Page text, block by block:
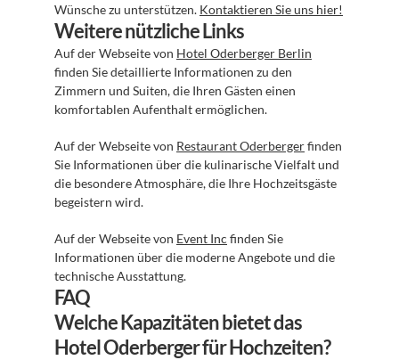
Wünsche zu unterstützen. Kontaktieren Sie uns hier!
Weitere nützliche Links
Auf der Webseite von Hotel Oderberger Berlin
finden Sie detaillierte Informationen zu den
Zimmern und Suiten, die Ihren Gästen einen
komfortablen Aufenthalt ermöglichen.
Auf der Webseite von Restaurant Oderberger finden
Sie Informationen über die kulinarische Vielfalt und
die besondere Atmosphäre, die Ihre Hochzeitsgäste
begeistern wird.
Auf der Webseite von Event Inc finden Sie
Informationen über die moderne Angebote und die
technische Ausstattung.
FAQ
Welche Kapazitäten bietet das
Hotel Oderberger für Hochzeiten?